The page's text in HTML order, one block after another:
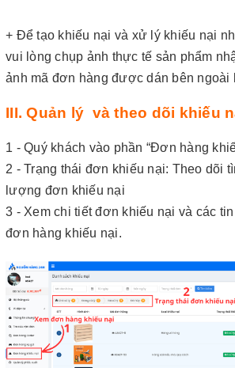
+ Để tạo khiếu nại và xử lý khiếu nại
vui lòng chụp ảnh thực tế sản phẩm
ảnh mã đơn hàng được dán bên ngoài
III. Quản lý và theo dõi khiếu
1 - Quý khách vào phần “Đơn hàng
2 - Trạng thái đơn khiếu nại: Theo dõi
lượng đơn khiếu nại
3 - Xem chi tiết đơn khiếu nại và các
đơn hàng khiếu nại.